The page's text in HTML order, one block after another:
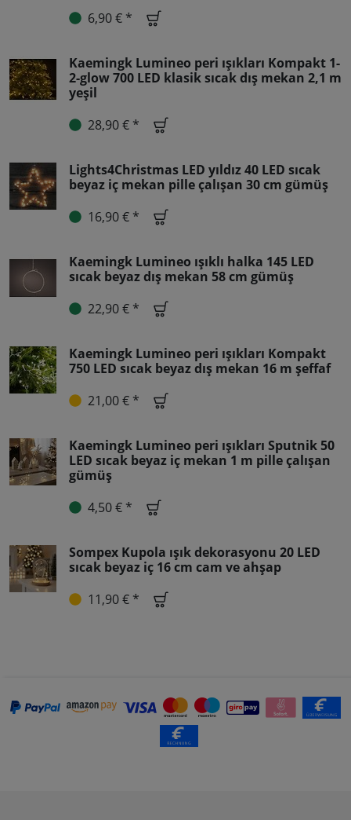
6,90 € *
Kaemingk Lumineo peri ışıkları Kompakt 1-
2-glow 700 LED klasik sıcak dış mekan 2,1 m
yeşil
28,90 € *
Lights4Christmas LED yıldız 40 LED sıcak
beyaz iç mekan pille çalışan 30 cm gümüş
16,90 € *
Kaemingk Lumineo ışıklı halka 145 LED
sıcak beyaz dış mekan 58 cm gümüş
22,90 € *
Kaemingk Lumineo peri ışıkları Kompakt
750 LED sıcak beyaz dış mekan 16 m şeffaf
21,00 € *
Kaemingk Lumineo peri ışıkları Sputnik 50
LED sıcak beyaz iç mekan 1 m pille çalışan
gümüş
4,50 € *
Sompex Kupola ışık dekorasyonu 20 LED
sıcak beyaz iç 16 cm cam ve ahşap
11,90 € *